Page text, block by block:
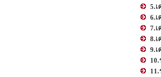
5.เ
6.เ
7.เ
8.เ
9.เ